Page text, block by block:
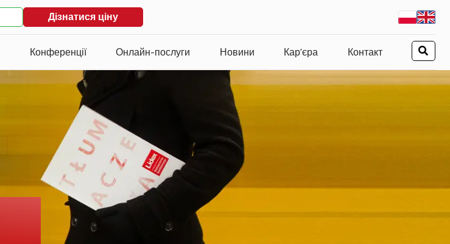
Дізнатися ціну
Конференції Онлайн-послуги Новини Кар’єра Контакт